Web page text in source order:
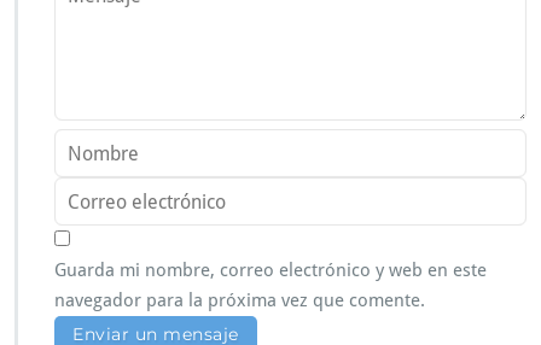
Guarda mi nombre, correo electrónico y web en este
navegador para la próxima vez que comente.